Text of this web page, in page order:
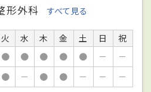
形外科 すべて見る
火 水 木 金 土 日
祝
● ● ● ● ● －
－
● － ● ● － － －